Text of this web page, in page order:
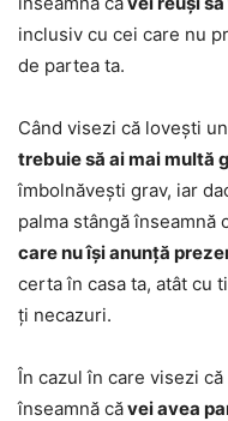
inclusiv cu cei care nu
de partea ta.
Când visezi că lovești
trebuie să ai mai multă
îmbolnăvești grav, iar
palma stângă înseamnă
care nu își anunță
certa în casa ta, atât cu
ți necazuri.
În cazul în care visezi
înseamnă căvei avea